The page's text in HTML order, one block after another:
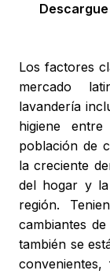
Los factores
mercado
lavandería
higiene
población de
la creciente
del hogar y
región.
cambiantes
también se